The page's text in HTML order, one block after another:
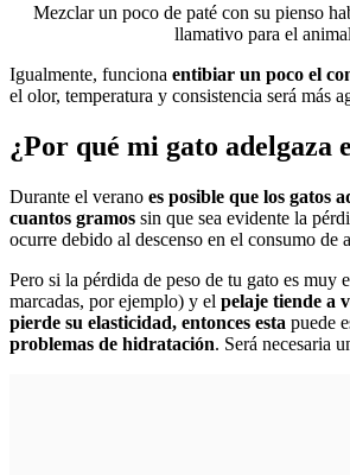
Mezclar un poco de paté con su pienso
llamativo para el
Igualmente, funciona entibiar un poco el
el olor, temperatura y consistencia será más
¿Por qué mi gato adelgaza
Durante el verano es posible que los gatos
cuantos gramos sin que sea evidente la
ocurre debido al descenso en el consumo de
Pero si la pérdida de peso de tu gato es muy
marcadas, por ejemplo) y el pelaje tiende a
pierde su elasticidad, entonces esta puede
problemas de hidratación. Será necesaria